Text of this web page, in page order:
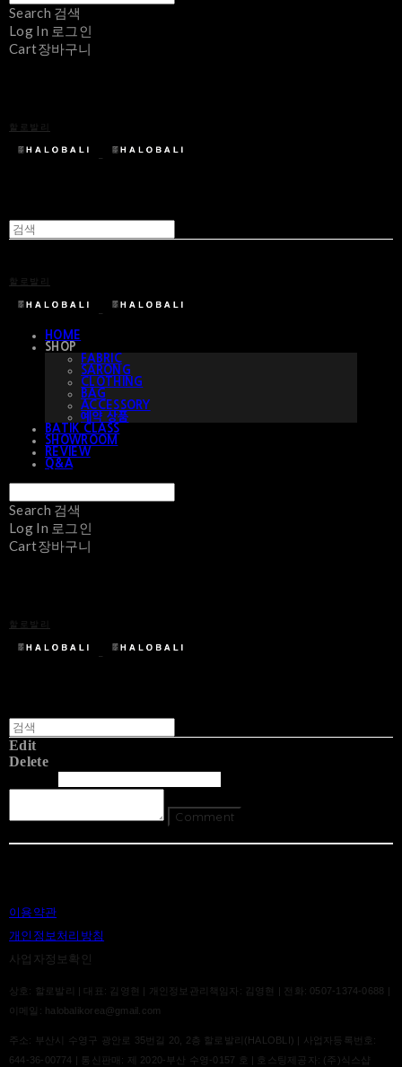
Search 검색
Log In 로그인
Cart장바구니
할로발리
할로발리
HOME
SHOP
FABRIC
SARONG
CLOTHING
BAG
ACCESSORY
예약 상품
BATIK CLASS
SHOWROOM
REVIEW
Q&A
Search 검색
Log In 로그인
Cart장바구니
할로발리
Edit
Delete
Comment
이용약관
개인정보처리방침
사업자정보확인
상호: 할로발리 | 대표: 김영현 | 개인정보관리책임자: 김영현 | 전화: 0507-1374-0688 |
이메일: halobalikorea@gmail.com
주소: 부산시 수영구 광안로 35번길 20, 2층 할로발리(HALOBLI) | 사업자등록번호:
644-36-00774 | 통신판매: 제 2020-부산 수영-0157 호 | 호스팅제공자: (주)식스샵